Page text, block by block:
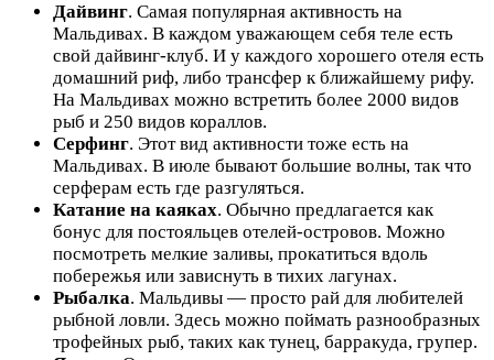
Дайвинг. Самая популярная активность на
Мальдивах. В каждом уважающем себя теле есть
свой дайвинг-клуб. И у каждого хорошего отеля есть
домашний риф, либо трансфер к ближайшему рифу.
На Мальдивах можно встретить более 2000 видов
рыб и 250 видов кораллов.
Серфинг. Этот вид активности тоже есть на
Мальдивах. В июле бывают большие волны, так что
серферам есть где разгуляться.
Катание на каяках. Обычно предлагается как
бонус для постояльцев отелей-островов. Можно
посмотреть мелкие заливы, прокатиться вдоль
побережья или зависнуть в тихих лагунах.
Рыбалка. Мальдивы — просто рай для любителей
рыбной ловли. Здесь можно поймать разнообразных
трофейных рыб, таких как тунец, барракуда, групер.